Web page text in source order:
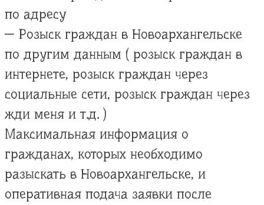
по адресу
— Розыск граждан в Новоархангельске
по другим данным ( розыск граждан в
интернете, розыск граждан через
социальные сети, розыск граждан через
жди меня и т.д. )
Максимальная информация о
гражданах, которых необходимо
разыскать в Новоархангельске, и
оперативная подача заявки после